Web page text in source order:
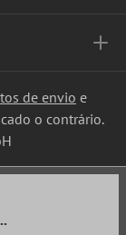
de envio e
o contrário.